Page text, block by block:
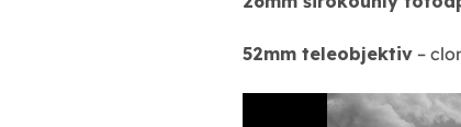
52mm teleobjektiv–